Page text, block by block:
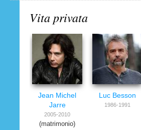
Vita privata
Jean Michel
Jarre
2005-2010
(matrimonio)
Luc Besson
1986-1991